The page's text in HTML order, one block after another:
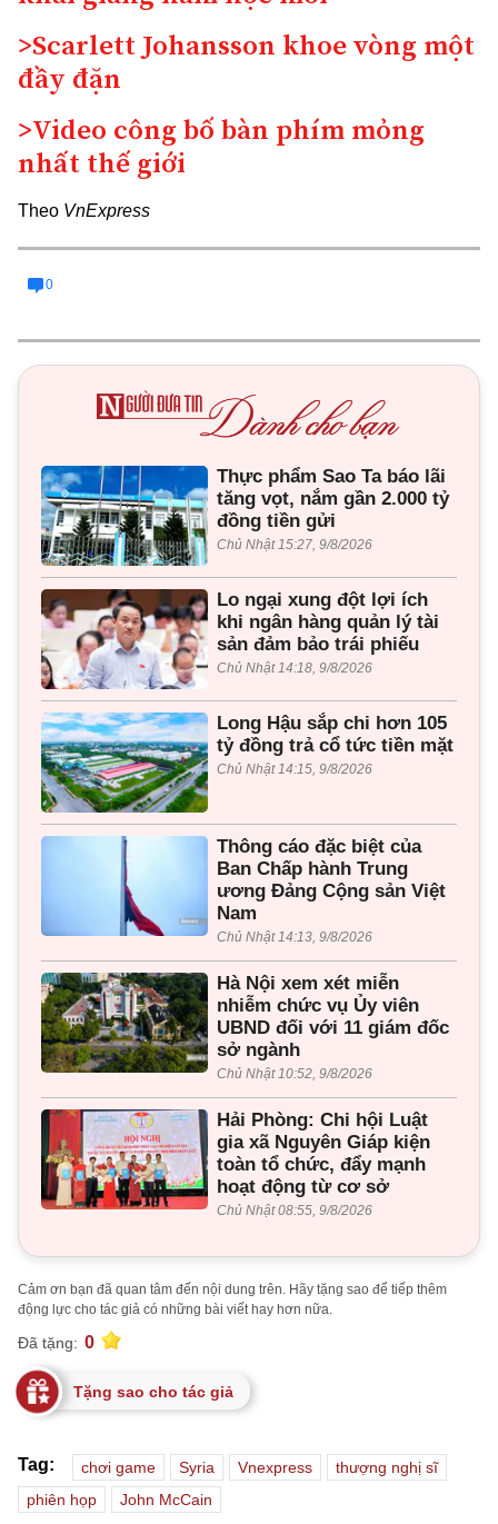
>Scarlett Johansson khoe vòng một
đầy đặn
>Video công bố bàn phím mỏng
nhất thế giới
Theo VnExpress
0
Thực phẩm Sao Ta báo lãi
tăng vọt, nắm gần 2.000 tỷ
đồng tiền gửi
Chủ Nhật 15:27, 9/8/2026
Lo ngại xung đột lợi ích
khi ngân hàng quản lý tài
sản đảm bảo trái phiếu
Chủ Nhật 14:18, 9/8/2026
Long Hậu sắp chi hơn 105
tỷ đồng trả cổ tức tiền mặt
Chủ Nhật 14:15, 9/8/2026
Thông cáo đặc biệt của
Ban Chấp hành Trung
ương Đảng Cộng sản Việt
Nam
Chủ Nhật 14:13, 9/8/2026
Hà Nội xem xét miễn
nhiễm chức vụ Ủy viên
UBND đối với 11 giám đốc
sở ngành
Chủ Nhật 10:52, 9/8/2026
Hải Phòng: Chi hội Luật
gia xã Nguyên Giáp kiện
toàn tổ chức, đẩy mạnh
hoạt động từ cơ sở
Chủ Nhật 08:55, 9/8/2026
Cảm ơn bạn đã quan tâm đến nội dung trên. Hãy tặng sao để tiếp thêm
động lực cho tác giả có những bài viết hay hơn nữa.
Đã tặng: 0
Tặng sao cho tác giả
Tag: chơi game Syria Vnexpress
thượng nghị sĩ
phiên họp
John McCain